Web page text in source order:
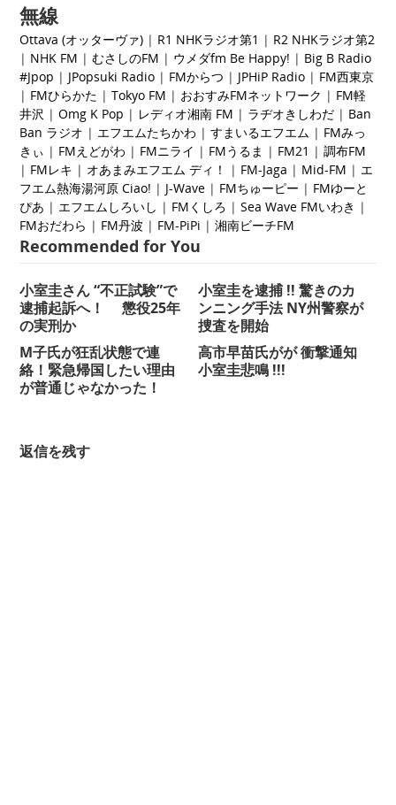
無線
Ottava (オッターヴァ) | R1 NHKラジオ第1 | R2 NHKラジオ第2
| NHK FM |むさしのFM | ウメダfm Be Happy! | Big B Radio
#Jpop | JPopsuki Radio | FMからつ | JPHiP Radio | FM西東京
| FMひらかた |Tokyo FM | おおすみFMネットワーク | FM軽
井沢 |Omg K Pop | レディオ湘南 FM | ラヂオきしわだ | Ban
Ban ラジオ | エフエムたちかわ |すまいるエフエム | FMみっ
きぃ | FMえどがわ | FMニライ | FMうるま | FM21 |調布FM
| FMレキ | オあまみエフエム ディ！ | FM-Jaga | Mid-FM | エ
フエム熱海湯河原 Ciao! | J-Wave | FMちゅーピー | FMゆーと
ぴあ | エフエムしろいし | FMくしろ |Sea Wave FMいわき |
FMおだわら | FM丹波 | FM-PiPi |湘南ビーチFM
Recommended for You
小室圭さん “不正試験”で
逮捕起訴へ！ 懲役25年
の実刑か
小室圭を逮捕 !! 驚きのカ
ンニング手法 NY州警察が
捜査を開始
M子氏が狂乱状態で連
絡！緊急帰国したい理由
が普通じゃなかった！
高市早苗氏がが 衝撃通知
小室圭悲鳴 !!!
返信を残す